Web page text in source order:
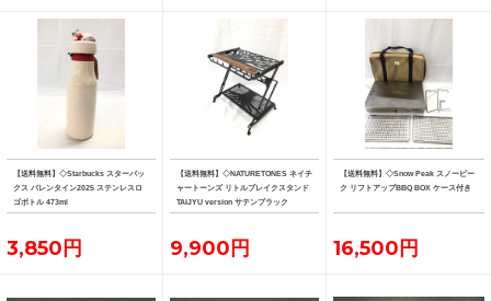
【送料無料】◇Starbucks スターバッ
クス バレンタイン2025 ステンレスロ
ゴボトル 473ml
3,850円
【送料無料】◇NATURETONES ネイチ
ャートーンズ リトルブレイクスタンド
TAIJYU version サテンブラック
9,900円
【送料無料】◇Snow Peak スノーピー
ク リフトアップBBQ BOX ケース付き
16,500円